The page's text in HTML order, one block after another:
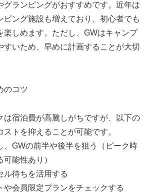
グランピングがおすすめです。近年は
ピング施設も増えており、初心者でも
楽しめます。ただし、GWはキャンプ
すいため、早めに計画することが大切
のコツ
は宿泊費が高騰しがちですが、以下の
トを抑えることが可能です。
、GWの前半や後半を狙う（ピーク時
能性あり）
ル待ちを活用する
や会員限定プランをチェックする